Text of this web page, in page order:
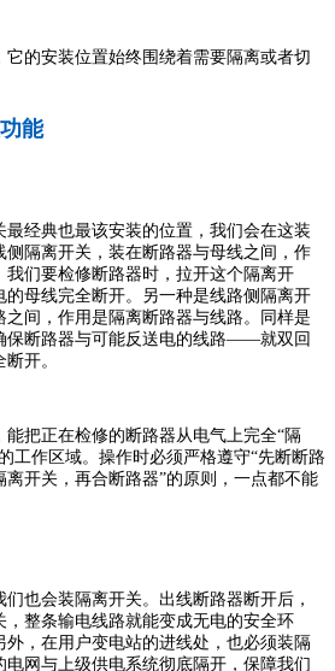
的安装位置始终围绕着需要隔离或者切
能
最经典也最该安装的位置，我们会在这装
侧隔离开关，装在断路器与母线之间，作
我们要检修断路器时，拉开这个隔离开
的母线完全断开。另一种是线路侧隔离开
之间，作用是隔离断路器与线路。同样是
保断路器与可能反送电的线路——就双回
开。
把正在检修的断路器从电气上完全“隔
工作区域。操作时必须严格遵守“先断断路
开关，再合断路器”的原则，一点都不能
也会装隔离开关。出线断路器断开后，
整条输电线路就能变成无电的安全环
，在用户变电站的进线处，也必须装隔
网与上级供电系统彻底隔开，保障我们